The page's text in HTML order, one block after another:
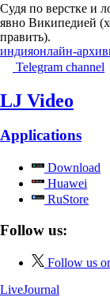
Судя по верстке и
явно Википедией
править).
индияонлайн-
Telegram channel
LJ Video
Applications
Download
Huawei
RuStore
Follow us:
Follow us
LiveJournal